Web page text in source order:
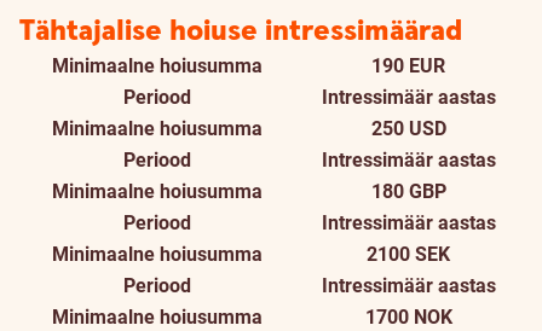
Tähtajalise hoiuse intressimäärad
Minimaalne hoiusumma
190 EUR
Periood
Intressimäär aastas
Minimaalne hoiusumma
250 USD
Periood
Intressimäär aastas
Minimaalne hoiusumma
180 GBP
Periood
Intressimäär aastas
Minimaalne hoiusumma
2100 SEK
Periood
Intressimäär aastas
Minimaalne hoiusumma
1700 NOK